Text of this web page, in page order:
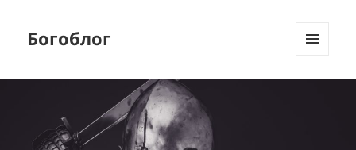
Богоблог